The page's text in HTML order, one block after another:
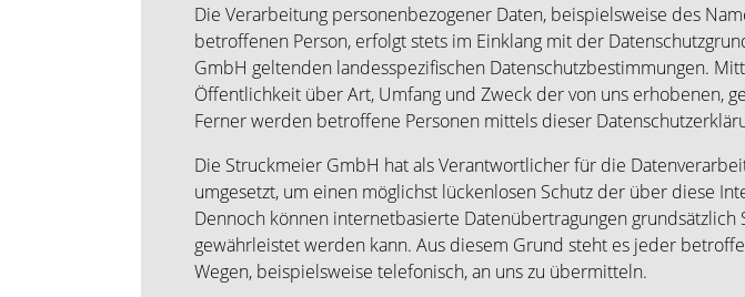
Die Verarbeitung personenbezogener Daten, beispielsweise des
betroffenen Person, erfolgt stets im Einklang mit der
GmbH geltenden landesspezifischen Datenschutzbestimmungen.
Öffentlichkeit über Art, Umfang und Zweck der von uns erhobenen,
Ferner werden betroffene Personen mittels dieser
Die Struckmeier GmbH hat als Verantwortlicher für die
umgesetzt, um einen möglichst lückenlosen Schutz der über diese
Dennoch können internetbasierte Datenübertragungen
gewährleistet werden kann. Aus diesem Grund steht es jeder
Wegen, beispielsweise telefonisch, an uns zu übermitteln.